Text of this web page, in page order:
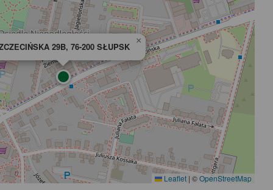
29B, 76-200 SŁUPSK
×
Leaflet | ©OpenStreetMap